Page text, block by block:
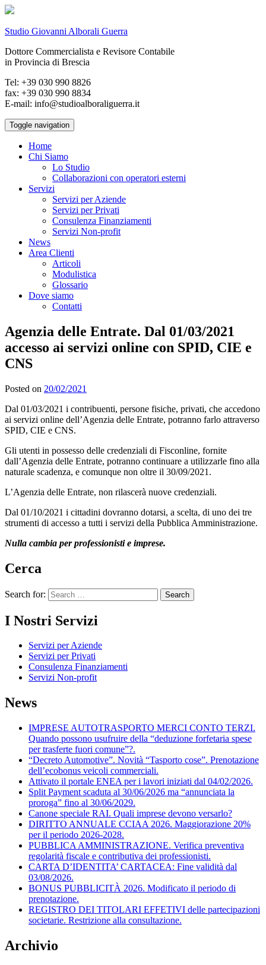
Studio Giovanni Alborali Guerra
Dottore Commercialista e Revisore Contabile
in Provincia di Brescia
Tel: +39 030 990 8826
fax: +39 030 990 8834
E-mail: info@studioalboraliguerra.it
Toggle navigation
Home
Chi Siamo
Lo Studio
Collaborazioni con operatori esterni
Servizi
Servizi per Aziende
Servizi per Privati
Consulenza Finanziamenti
Servizi Non-profit
News
Area Clienti
Articoli
Modulistica
Glossario
Dove siamo
Contatti
Agenzia delle Entrate. Dal 01/03/2021
accesso ai servizi online con SPID, CIE e
CNS
Posted on 20/02/2021
Dal 01/03/2021 i contribuenti, persone fisiche, privati, che accedono
ai servizi online dell’Agenzia delle Entrate, potranno farlo attraverso
SPID, CIE e CNS.
Gli utenti in possesso delle credenziali di Fisconline, fornite
dall’Agenzia delle Entrate, potranno continuare a utilizzarle fino alla
naturale scadenza, e comunque non oltre il 30/09/2021.
L’Agenzia delle Entrate, non rilascerà nuove credenziali.
Dal 01/10/2021 i cittadini dovranno dotarsi, a scelta, di uno dei tre
strumenti di accesso a tutti i servizi della Pubblica Amministrazione.
Nulla cambia per professionisti e imprese.
Cerca
Search for:
I Nostri Servizi
Servizi per Aziende
Servizi per Privati
Consulenza Finanziamenti
Servizi Non-profit
News
IMPRESE AUTOTRASPORTO MERCI CONTO TERZI.
Quando possono usufruire della “deduzione forfetaria spese
per trasferte fuori comune”?.
“Decreto Automotive”. Novità “Tasporto cose”. Prenotazione
dell’ecobonus veicoli commerciali.
Attivato il portale ENEA per i lavori iniziati dal 04/02/2026.
Split Payment scaduta al 30/06/2026 ma “annunciata la
proroga” fino al 30/06/2029.
Canone speciale RAI. Quali imprese devono versarlo?
DIRITTO ANNUALE CCIAA 2026. Maggiorazione 20%
per il periodo 2026-2028.
PUBBLICA AMMINISTRAZIONE. Verifica preventiva
regolarità fiscale e contributiva dei professionisti.
CARTA D’IDENTITA’ CARTACEA: Fine validità dal
03/08/2026.
BONUS PUBBLICITÀ 2026. Modificato il periodo di
prenotazione.
REGISTRO DEI TITOLARI EFFETIVI delle partecipazioni
societarie. Restrizione alla consultazione.
Archivio